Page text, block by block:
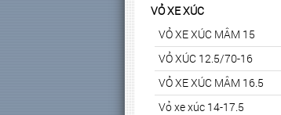
VỎ XE XÚC
VỎ XE XÚC MÂM 15
VỎ XÚC 12.5/70-16
VỎ XE XÚC MÂM 16.5
Vỏ xe xúc 14-17.5